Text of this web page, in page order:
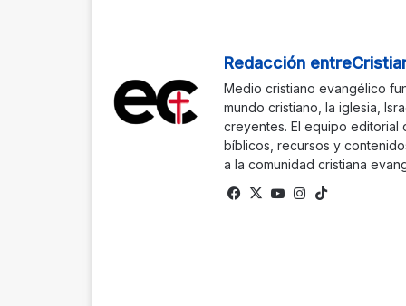
Redacción
Medio cristiano evangélico
mundo cristiano, la iglesia,
creyentes. El equipo editorial
bíblicos, recursos y
a la comunidad cristiana
Fa
X
Yo Ins